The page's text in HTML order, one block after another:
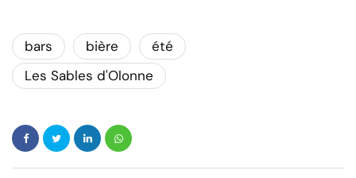
bars bière
été
Les Sables d'Olonne